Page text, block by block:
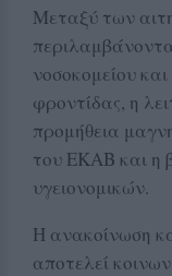
Μεταξύ των
νοσοκομείου
φροντίδας, η
προμήθεια
του ΕΚΑΒ και η
υγειονομικών.
Η ανακοίνωση
αποτελεί